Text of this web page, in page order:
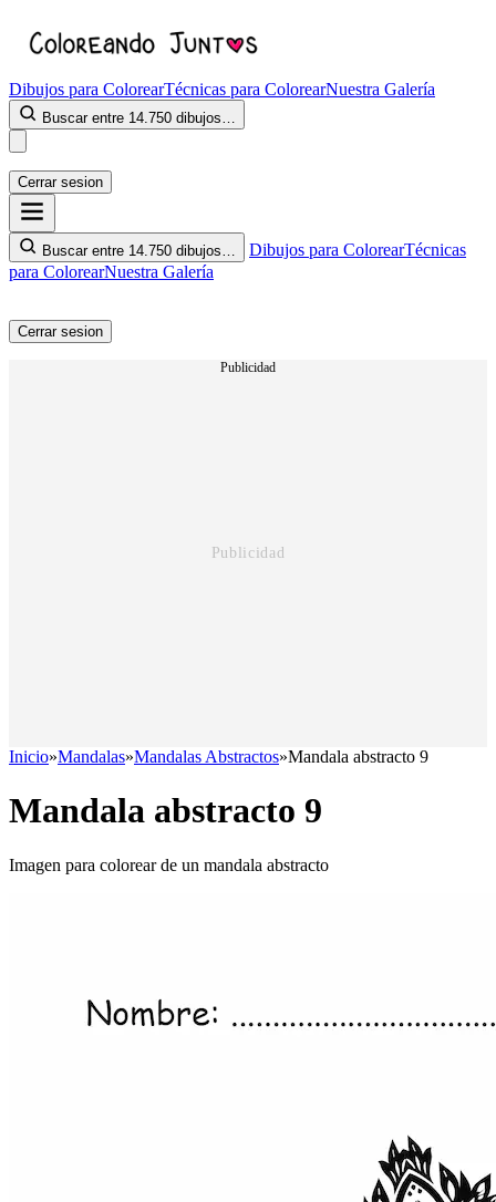
Dibujos para ColorearTécnicas para ColorearNuestra Galería
Buscar entre 14.750 dibujos…
Cerrar sesion
Buscar entre 14.750 dibujos… Dibujos para ColorearTécnicas
para ColorearNuestra Galería
Cerrar sesion
Publicidad
Inicio»Mandalas»Mandalas Abstractos»Mandala abstracto 9
Mandala abstracto 9
Imagen para colorear de un mandala abstracto